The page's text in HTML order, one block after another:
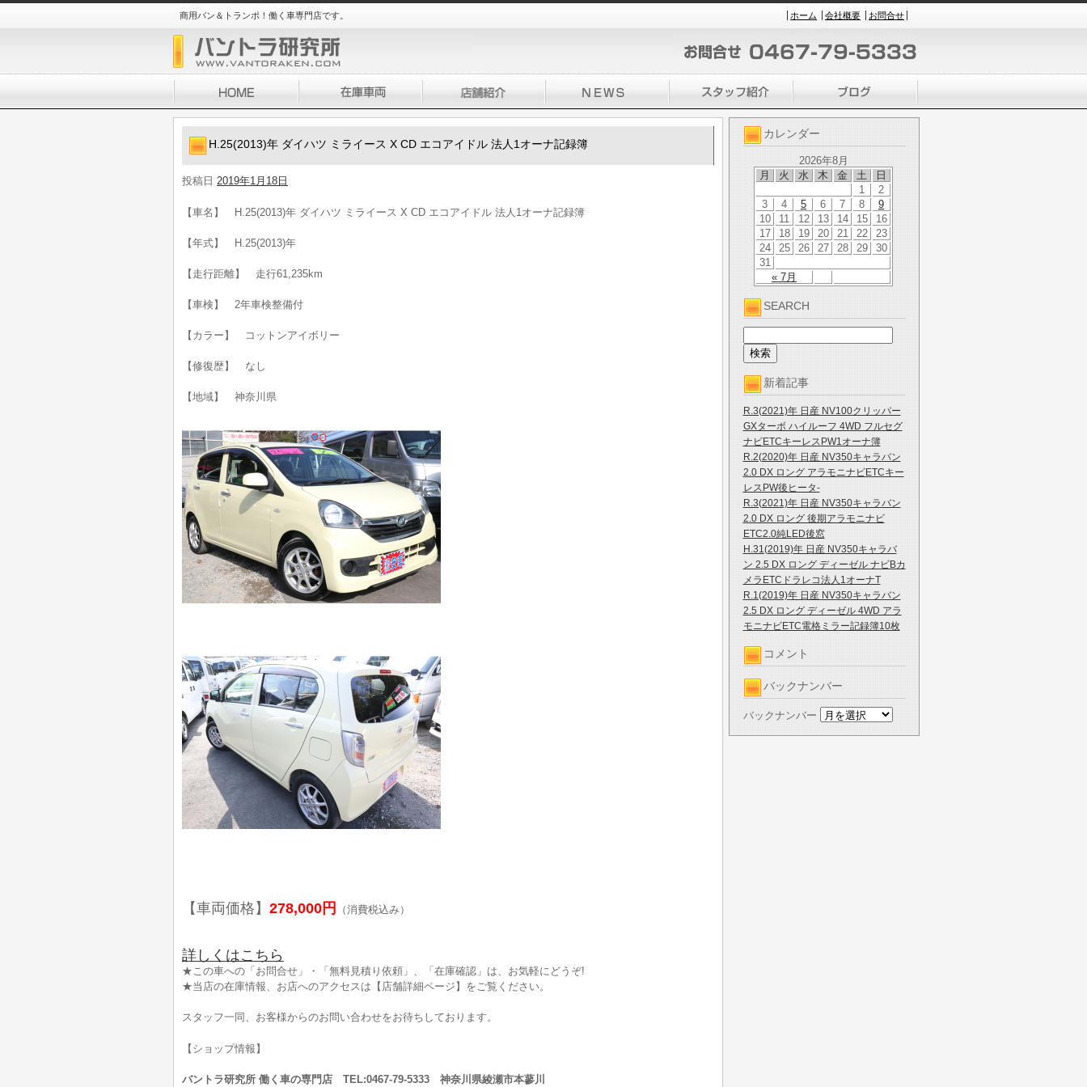
商用バン＆トランポ！働く車専門店です。 ホーム 会社概要 お問合せ
カレンダー
2026年8月
月
火 水 木 金 土 日
« 7月
1
2
3
4 5 6 7 8
9
10
11 12 13 14 15
16
17
18 19 20 21 22
23
24
25 26 27 28 29
30
31
SEARCH
新着記事
R.3(2021)年 日産 NV100クリッパー
GXターボ ハイルーフ 4WD フルセグ
ナビETCキーレスPW1オーナ簿
R.2(2020)年 日産 NV350キャラバン
2.0 DX ロング アラモニナビETCキー
レスPW後ヒータ-
R.3(2021)年 日産 NV350キャラバン
2.0 DX ロング 後期アラモニナビ
ETC2.0純LED後窓
H.31(2019)年 日産 NV350キャラバ
ン 2.5 DX ロング ディーゼル ナビBカ
メラETCドラレコ法人1オーナT
R.1(2019)年 日産 NV350キャラバン
2.5 DX ロング ディーゼル 4WD アラ
モニナビETC電格ミラー記録簿10枚
コメント
バックナンバー
バックナンバー
H.25(2013)年 ダイハツ ミライース X CD エコアイドル 法人1オーナ記録簿
投稿日 2019年1月18日
【車名】 H.25(2013)年 ダイハツ ミライース X CD エコアイドル 法人1オーナ記録簿
【年式】 H.25(2013)年
【走行距離】 走行61,235km
【車検】 2年車検整備付
【カラー】 コットンアイボリー
【修復歴】 なし
【地域】 神奈川県
【車両価格】 278,000円 （消費税込み）
詳しくはこちら
★この車への「お問合せ」・「無料見積り依頼」、「在庫確認」は、お気軽にどうぞ!
★当店の在庫情報、お店へのアクセスは【店舗詳細ページ】をご覧ください。
スタッフ一同、お客様からのお問い合わせをお待ちしております。
【ショップ情報】
バントラ研究所 働く車の専門店 TEL:0467-79-5333 神奈川県綾瀬市本蓼川